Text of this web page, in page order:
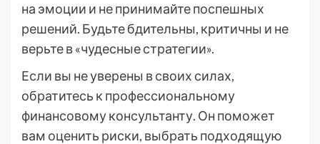
на эмоции и не принимайте поспешных
решений. Будьте бдительны, критичны и не
верьте в «чудесные стратегии».
Если вы не уверены в своих силах,
обратитесь к профессиональному
финансовому консультанту. Он поможет
вам оценить риски, выбрать подходящую